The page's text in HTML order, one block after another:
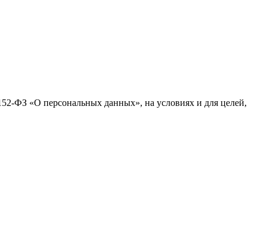
ФЗ «О персональных данных», на условиях и для целей,